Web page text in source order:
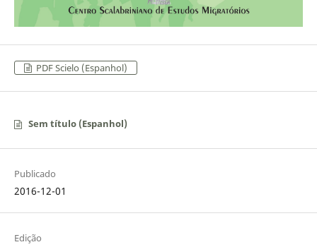
PDF Scielo (Espanhol)
Sem título (Espanhol)
Publicado
2016-12-01
Edição